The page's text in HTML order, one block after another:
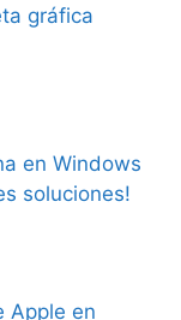
gráfica
en Windows
soluciones!
Apple en